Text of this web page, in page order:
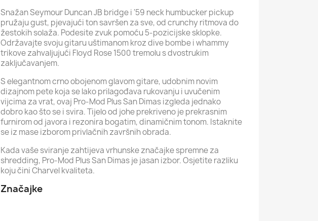
Snažan Seymour Duncan JB bridge i '59 neck humbucker pickup
pružaju gust, pjevajući ton savršen za sve, od crunchy ritmova do
žestokih solaža. Podesite zvuk pomoću 5-pozicijske sklopke.
Održavajte svoju gitaru uštimanom kroz dive bombe i whammy
trikove zahvaljujući Floyd Rose 1500 tremolu s dvostrukim
zaključavanjem.
S elegantnom crno obojenom glavom gitare, udobnim novim
dizajnom pete koja se lako prilagođava rukovanju i uvučenim
vijcima za vrat, ovaj Pro-Mod Plus San Dimas izgleda jednako
dobro kao što se i svira. Tijelo od johe prekriveno je prekrasnim
furnirom od javora i rezonira bogatim, dinamičnim tonom. Istaknite
se iz mase izborom privlačnih završnih obrada.
Kada vaše sviranje zahtijeva vrhunske značajke spremne za
shredding, Pro-Mod Plus San Dimas je jasan izbor. Osjetite razliku
koju čini Charvel kvaliteta.
Značajke